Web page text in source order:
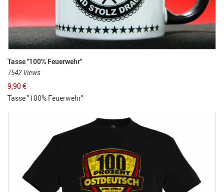
Tasse "100% Feuerwehr"
7542 Views
9,90€
Tasse "100% Feuerwehr"